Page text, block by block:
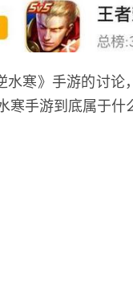
水寒》手游的讨
寒手游到底属于什